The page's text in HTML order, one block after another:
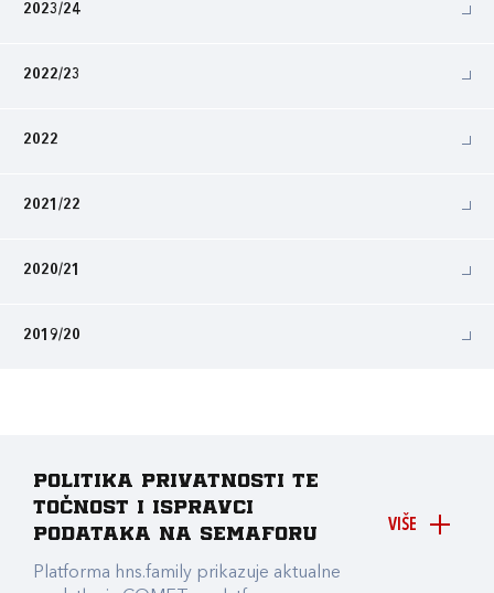
2023/24
2022/23
2022
2021/22
2020/21
2019/20
VIŠE
Politika privatnosti te
točnost i ispravci
podataka na Semaforu
Platforma hns.family prikazuje aktualne